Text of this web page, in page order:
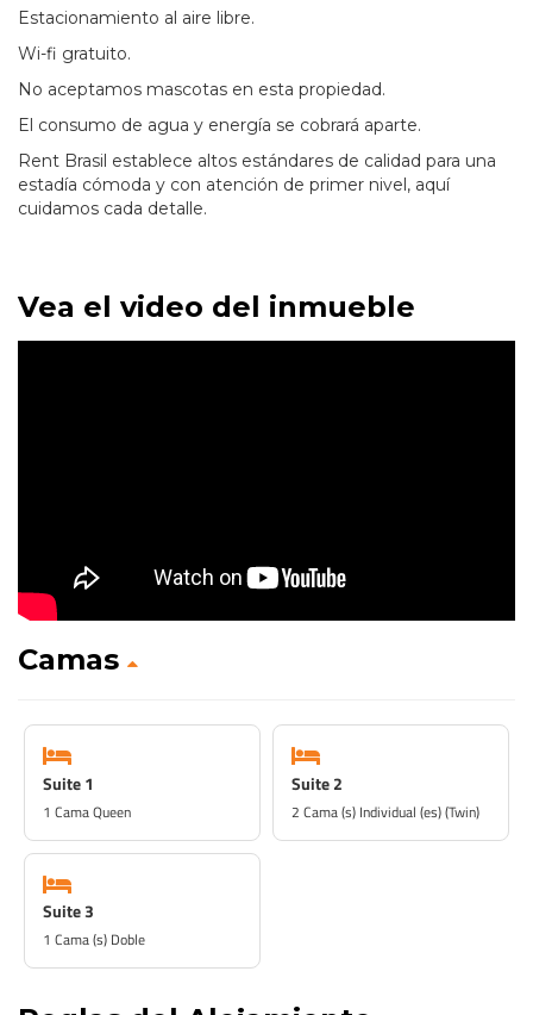
Estacionamiento al aire libre.
Wi-fi gratuito.
No aceptamos mascotas en esta propiedad.
El consumo de agua y energía se cobrará aparte.
Rent Brasil establece altos estándares de calidad para una
estadía cómoda y con atención de primer nivel, aquí
cuidamos cada detalle.
Vea el video del inmueble
Camas
Suite 1
1 Cama Queen
Suite 2
2 Cama (s) Individual (es) (Twin)
Suite 3
1 Cama (s) Doble